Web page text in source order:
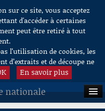
sur ce site, vous acceptez
d'accéder à certaines
peut être retiré à tout
l’utilisation de cookies, les
d’extraits et de découpe ne
En savoir plus
nationale